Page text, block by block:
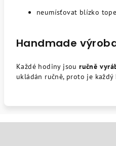
neumísťovat blízko
Handmade
Každé hodiny jsouručně
ukládán ručně, proto je